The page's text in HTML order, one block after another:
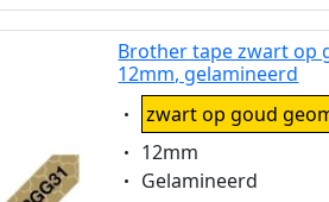
Brother tape zwart op
12mm, gelamineerd
Eigenschaft:
zwart op goud
Eigenschaft:
12mm
Eigenschaft:
Gelamineerd